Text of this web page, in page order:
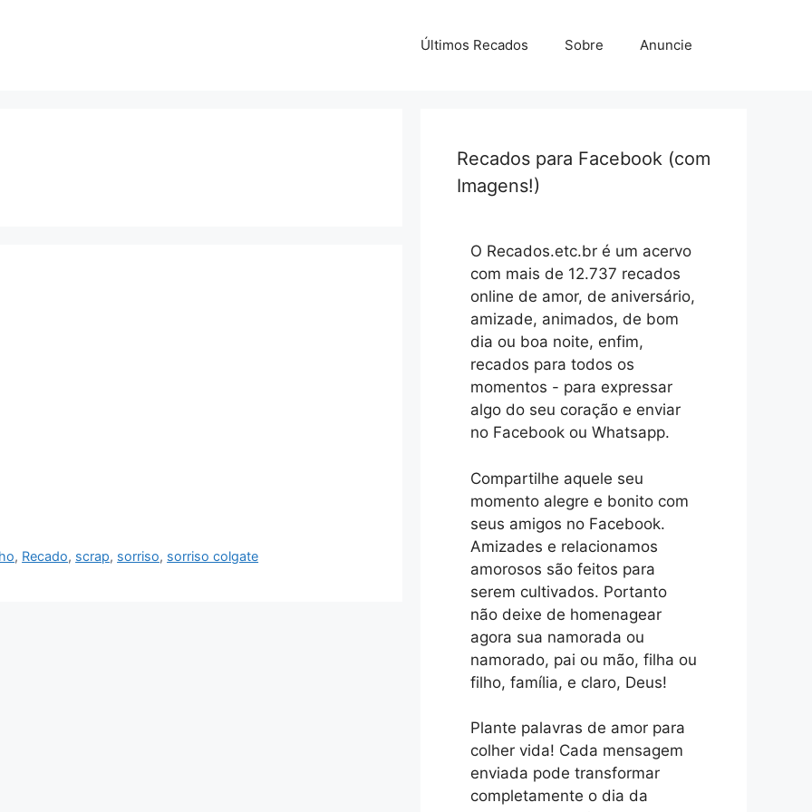
Últimos Recados Sobre Anuncie
, Recado, scrap, sorriso, sorriso colgate
Recados para Facebook (com
Imagens!)
O Recados.etc.br é um acervo
com mais de 12.737 recados
online de amor, de aniversário,
amizade, animados, de bom
dia ou boa noite, enfim,
recados para todos os
momentos - para expressar
algo do seu coração e enviar
no Facebook ou Whatsapp.
Compartilhe aquele seu
momento alegre e bonito com
seus amigos no Facebook.
Amizades e relacionamos
amorosos são feitos para
serem cultivados. Portanto
não deixe de homenagear
agora sua namorada ou
namorado, pai ou mão, filha ou
filho, família, e claro, Deus!
Plante palavras de amor para
colher vida! Cada mensagem
enviada pode transformar
completamente o dia da